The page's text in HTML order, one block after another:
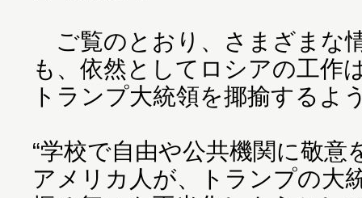
ご覧のとおり、さまざまな
も、依然としてロシアの工作
トランプ大統領を揶揄するよ
“学校で自由や公共機関に敬
アメリカ人が、トランプの大